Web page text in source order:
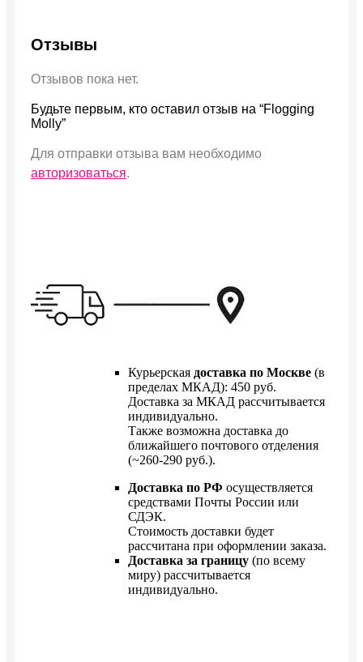
Отзывы
Отзывов пока нет.
Будьте первым, кто оставил отзыв на “Flogging
Molly”
Для отправки отзыва вам необходимо
авторизоваться.
Курьерская доставка по Москве (в
пределах МКАД): 450 руб.
Доставка за МКАД рассчитывается
индивидуально.
Также возможна доставка до
ближайшего почтового отделения
(~260-290 руб.).
Доставка по РФ осуществляется
средствами Почты России или
СДЭК.
Стоимость доставки будет
рассчитана при оформлении заказа.
Доставка за границу (по всему
миру) рассчитывается
индивидуально.